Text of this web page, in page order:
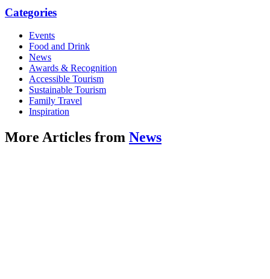
Categories
Events
Food and Drink
News
Awards & Recognition
Accessible Tourism
Sustainable Tourism
Family Travel
Inspiration
More Articles from News